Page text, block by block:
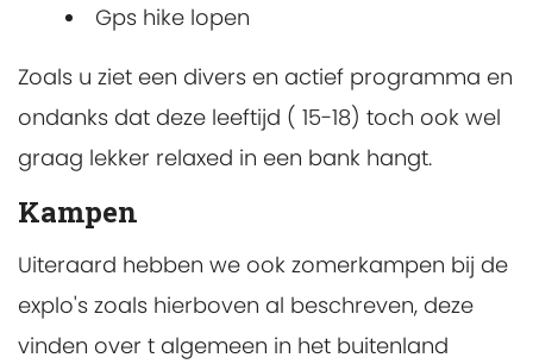
Gps hike lopen
Zoals u ziet een divers en actief programma en
ondanks dat deze leeftijd ( 15-18) toch ook wel
graag lekker relaxed in een bank hangt.
Kampen
Uiteraard hebben we ook zomerkampen bij de
explo's zoals hierboven al beschreven, deze
vinden over t algemeen in het buitenland